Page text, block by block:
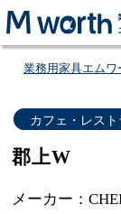
業務用家具エムワ
カフェ・レスト
郡上W
メーカー：